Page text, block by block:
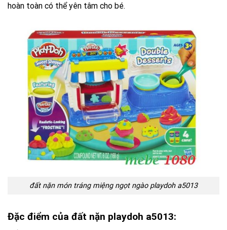
hoàn toàn có thể yên tâm cho bé.
đất nặn món tráng miệng ngọt ngào playdoh a5013
Đặc điểm của đất nặn playdoh a5013: